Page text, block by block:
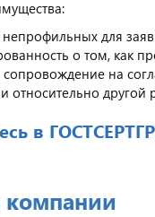
для
о том, как
на
относительно
в